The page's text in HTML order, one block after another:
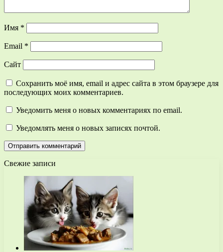
Имя *
Email *
Сайт
Сохранить моё имя, email и адрес сайта в этом браузере для
последующих моих комментариев.
Уведомить меня о новых комментариях по email.
Уведомлять меня о новых записях почтой.
Свежие записи